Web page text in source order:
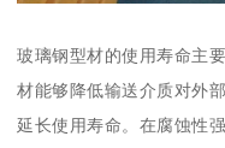
玻璃钢型材的使用寿命主
材能够降低输送介质对外
延长使用寿命。在腐蚀性